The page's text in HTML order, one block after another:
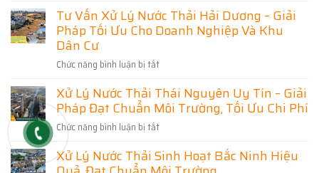
Nước
Thải
Ninh
Bình
Chuyên
Nghiệp
Pháp
Đạt
Chuẩn,
Tiết
Kiệm
Chi
Phí
KỸ
THUẬT
VẬN
HÀNH
HỆ
THỐNG
NƯỚC
THẢI
có
bình
luận
ở
Giải
Pháp
Xử
Nước
Thải
Hải
Phòng
Toàn
Diện
Thiết
Kế,
Tư Vấn Xử Lý Nước Thải Hải Dương – Giải
Pháp Tối Ưu Cho Doanh Nghiệp Và Khu
Dân Cư
Chức năng bình luận bị tắt
Vấn
Xử
Hải
Xử Lý Nước Thải Thái Nguyên Uy Tín – Giải
Pháp Đạt Chuẩn Môi Trường, Tối Ưu Chi Phí
Chức năng bình luận bị tắt
Lý
Nước
Xử Lý Nước Thải Sinh Hoạt Bắc Ninh Hiệu